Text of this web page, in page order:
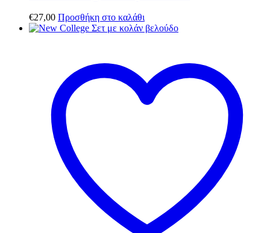
€27,00 Προσθήκη στο καλάθι